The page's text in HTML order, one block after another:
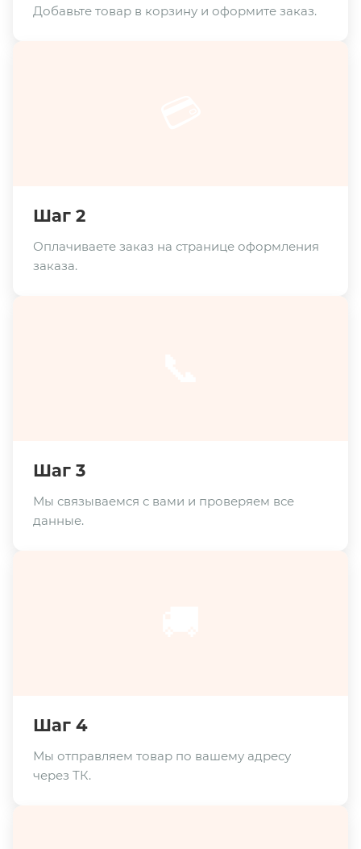
Добавьте товар в корзину и оформите заказ.
Шаг 2
Оплачиваете заказ на странице оформления
заказа.
Шаг 3
Мы связываемся с вами и проверяем все
данные.
Шаг 4
Мы отправляем товар по вашему адресу
через ТК.